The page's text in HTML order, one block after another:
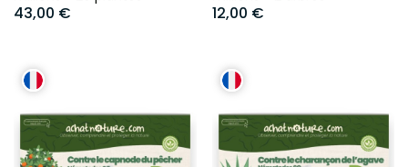
43,00 € 12,00 €